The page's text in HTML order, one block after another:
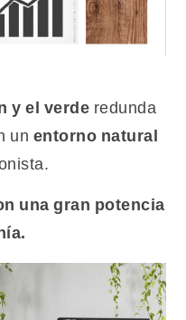
y el verde redunda
un entorno natural
una gran potencia